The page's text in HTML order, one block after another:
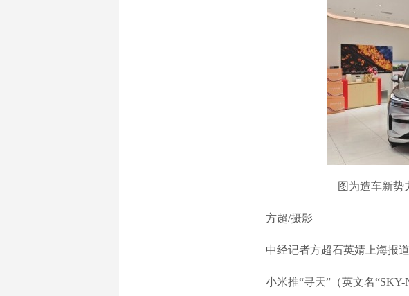
图为造车新势力
方超/摄影
中经记者方超石英婧上海报道
小米推“寻天”（英文名“SKY-